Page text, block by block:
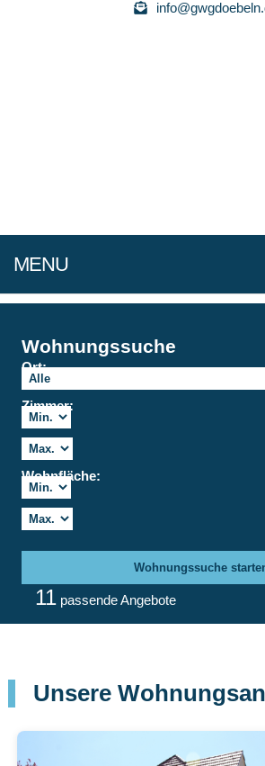
MENU
Wohnungssuche
Ort:
Zimmer:
Wohnfläche:
Wohnungssuche
11 passende Angebote
Unsere